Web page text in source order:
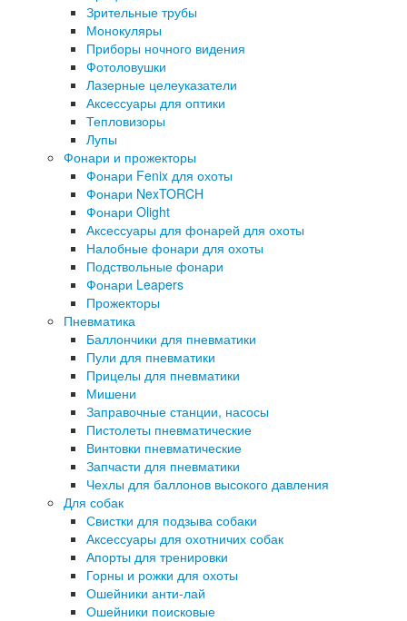
Зрительные трубы
Монокуляры
Приборы ночного видения
Фотоловушки
Лазерные целеуказатели
Аксессуары для оптики
Тепловизоры
Лупы
Фонари и прожекторы
Фонари Fenix для охоты
Фонари NexTORCH
Фонари Olight
Аксессуары для фонарей для охоты
Налобные фонари для охоты
Подствольные фонари
Фонари Leapers
Прожекторы
Пневматика
Баллончики для пневматики
Пули для пневматики
Прицелы для пневматики
Мишени
Заправочные станции, насосы
Пистолеты пневматические
Винтовки пневматические
Запчасти для пневматики
Чехлы для баллонов высокого давления
Для собак
Свистки для подзыва собаки
Аксессуары для охотничих собак
Апорты для тренировки
Горны и рожки для охоты
Ошейники анти-лай
Ошейники поисковые